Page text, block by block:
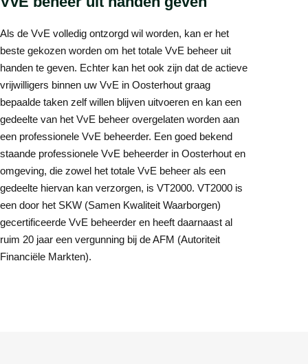
Als de VvE volledig ontzorgd wil worden, kan er het
beste gekozen worden om het totale VvE beheer uit
handen te geven. Echter kan het ook zijn dat de actieve
vrijwilligers binnen uw VvE in Oosterhout graag
bepaalde taken zelf willen blijven uitvoeren en kan een
gedeelte van het VvE beheer overgelaten worden aan
een professionele VvE beheerder. Een goed bekend
staande professionele VvE beheerder in Oosterhout en
omgeving, die zowel het totale VvE beheer als een
gedeelte hiervan kan verzorgen, is VT2000. VT2000 is
een door het SKW (Samen Kwaliteit Waarborgen)
gecertificeerde VvE beheerder en heeft daarnaast al
ruim 20 jaar een vergunning bij de AFM (Autoriteit
Financiële Markten).